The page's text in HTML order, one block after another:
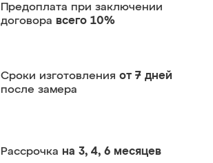
Предоплата при заключении
договора всего 10%
Сроки изготовления от 7 дней
после замера
Рассрочка на 3, 4, 6 месяцев